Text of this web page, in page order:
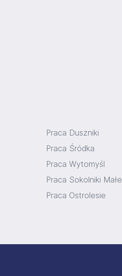
Praca Duszniki
Praca Śródka
Praca Wytomyśl
Praca Sokolniki Małe
Praca Ostrolesie